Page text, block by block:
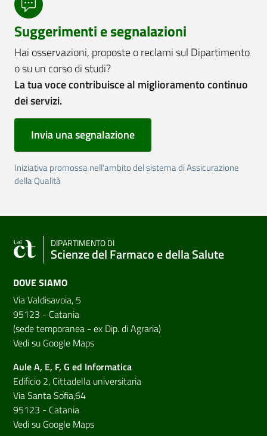
Suggerimenti e segnalazioni
Hai osservazioni, proposte o reclami sul Dipartimento
o su un corso di studi?
La tua voce contribuisce al miglioramento continuo
dei servizi.
Invia una segnalazione
Iniziativa promossa nell'ambito del sistema di Assicurazione
della Qualità
DIPARTIMENTO DI
Scienze del Farmaco e della Salute
DOVE SIAMO
Via Valdisavoia, 5
95123 - Catania
(sede temporanea - ex Dip. di Agraria)
Vedi su Google Maps
Aule A, E, F, G ed Informatica
Edificio 2, Cittadella universitaria
Via Santa Sofia,64
95123 - Catania
Vedi su Google Maps